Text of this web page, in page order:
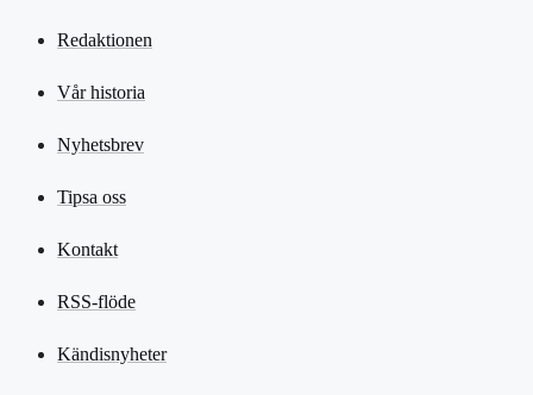
Redaktionen
Vår historia
Nyhetsbrev
Tipsa oss
Kontakt
RSS-flöde
Kändisnyheter